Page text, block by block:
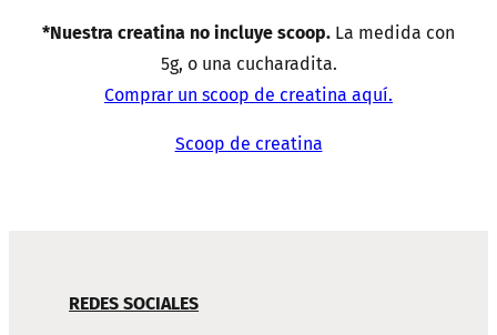
puntuaciones
de
clientes
*Nuestra creatina no incluye scoop. La medida con
5g, o una cucharadita.
Comprar un scoop de creatina aquí.
Scoop de creatina
DE
REDES SOCIALES